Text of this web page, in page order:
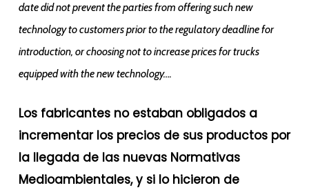
date did not prevent the parties from offering such new
technology to customers prior to the regulatory deadline for
introduction, or choosing not to increase prices for trucks
equipped with the new technology….
Los fabricantes no estaban obligados a
incrementar los precios de sus productos por
la llegada de las nuevas Normativas
Medioambientales, y si lo hicieron de